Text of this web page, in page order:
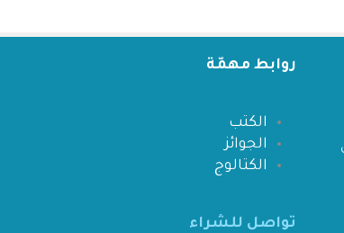
روابط مهمّة
الكتب
الجوائز
الكتالوج
تواصل للشراء